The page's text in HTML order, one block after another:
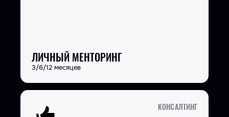
ЛИЧНЫЙ МЕНТОРИНГ
3/6/12 месяцев
КОНСАЛТИНГ